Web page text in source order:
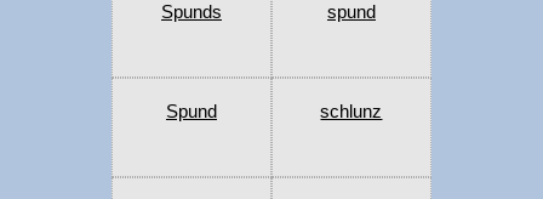
Spunds spund
Spund schlunz